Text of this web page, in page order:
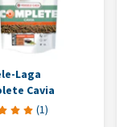
Laga
Cavia
(1)